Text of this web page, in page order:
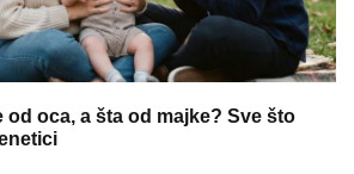
od oca, a šta od majke? Sve što